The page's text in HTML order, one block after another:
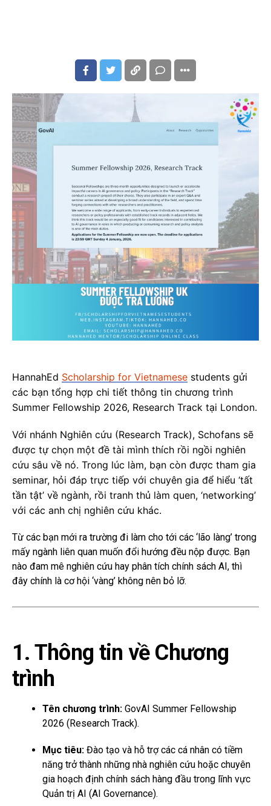
HannahEd Scholarship for Vietnamese students gửi
các bạn tổng hợp chi tiết thông tin chương trình
Summer Fellowship 2026, Research Track tại London.
Với nhánh Nghiên cứu (Research Track), Schofans sẽ
được tự chọn một đề tài mình thích rồi ngồi nghiên
cứu sâu về nó. Trong lúc làm, bạn còn được tham gia
seminar, hỏi đáp trực tiếp với chuyên gia để hiểu ‘tất
tần tật’ về ngành, rồi tranh thủ làm quen, ‘networking’
với các anh chị nghiên cứu khác.
Từ các bạn mới ra trường đi làm cho tới các ‘lão làng’ trong
mấy ngành liên quan muốn đổi hướng đều nộp được. Bạn
nào đam mê nghiên cứu hay phân tích chính sách AI, thì
đây chính là cơ hội ‘vàng’ không nên bỏ lỡ.
1. Thông tin về Chương
trình
Tên chương trình: GovAI Summer Fellowship
2026 (Research Track).
Mục tiêu: Đào tạo và hỗ trợ các cá nhân có tiềm
năng trở thành những nhà nghiên cứu hoặc chuyên
gia hoạch định chính sách hàng đầu trong lĩnh vực
Quản trị AI (AI Governance).